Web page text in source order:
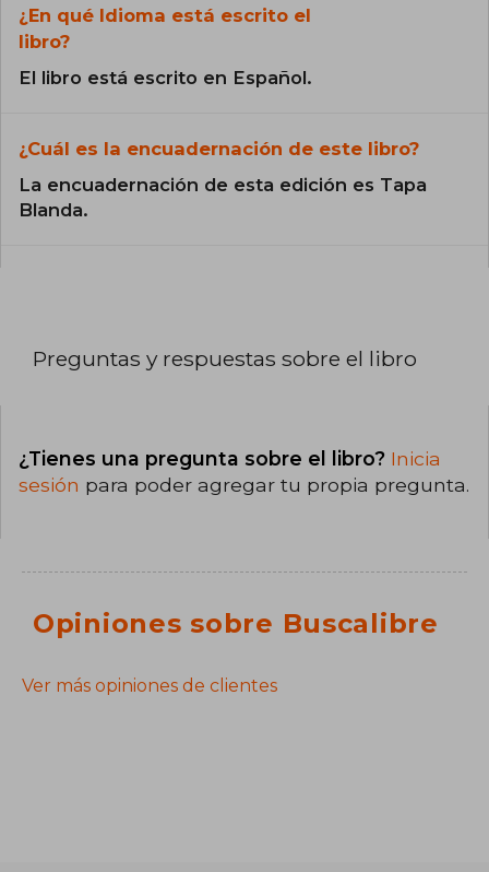
¿En qué Idioma está escrito el
libro?
El libro está escrito en Español.
¿Cuál es la encuadernación de este libro?
La encuadernación de esta edición es Tapa
Blanda.
Preguntas y respuestas sobre el libro
¿Tienes una pregunta sobre el libro? Inicia
sesión para poder agregar tu propia pregunta.
Opiniones sobre Buscalibre
Ver más opiniones de clientes